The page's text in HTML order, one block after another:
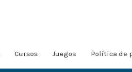
Cursos Juegos Política de